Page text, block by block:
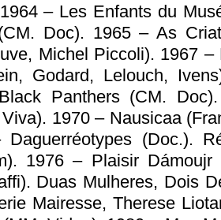
– Les Enfants du
Doc). 1965 – As
Michel Piccoli). 1967
Godard, Lelouch,
Panthers (CM.
1970 – Nausicaa
(Doc.).
1976 – Plaisir Dámoujr
Duas Mulheres, Dois
Mairesse, Therese